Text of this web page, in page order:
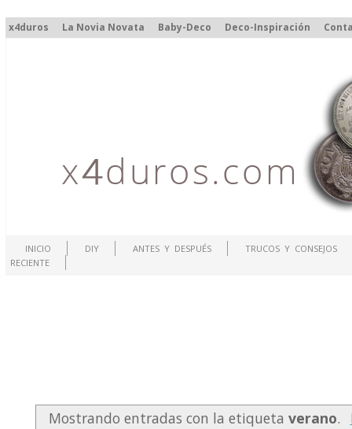
x4duros La Novia Novata Baby-Deco Deco-Inspiración
INICIO DIY ANTES Y DESPUÉS
TRUCOS Y CONSEJOS
RECIENTE
Mostrando entradas con la etiquetaverano.